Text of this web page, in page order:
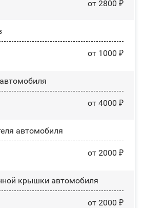
от 2800 ₽
от 1000 ₽
от 4000 ₽
автомобиля
от 2000 ₽
крышки автомобиля
от 2000 ₽